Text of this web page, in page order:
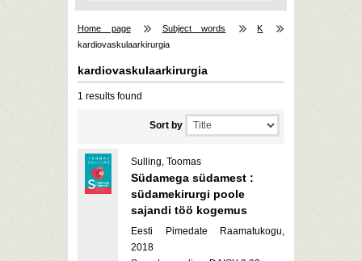
Home page Subject words
K
kardiovaskulaarkirurgia
kardiovaskulaarkirurgia
1 results found
Sort by
Sulling, Toomas
Südamega südamest :
südamekirurgi poole
sajandi töö kogemus
Eesti Pimedate Raamatukogu,
2018